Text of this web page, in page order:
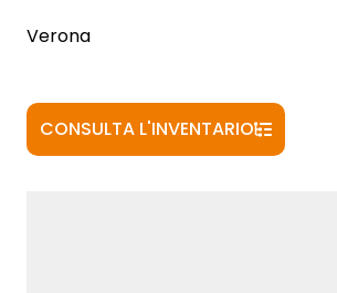
Verona
CONSULTA L'INVENTARIO